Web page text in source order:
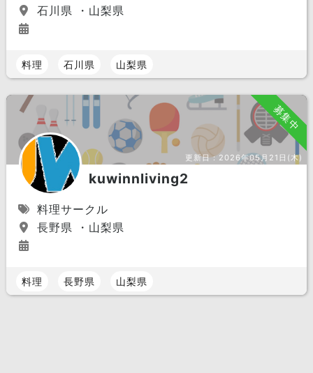
石川県 ・山梨県
料理 石川県 山梨県
募集中
更新日： 2026年05月21日(木)
kuwinnliving2
料理サークル
長野県 ・山梨県
料理 長野県 山梨県